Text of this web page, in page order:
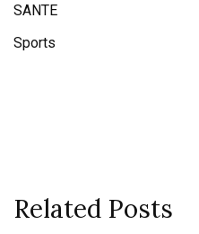
SANTE
Sports
Related Posts